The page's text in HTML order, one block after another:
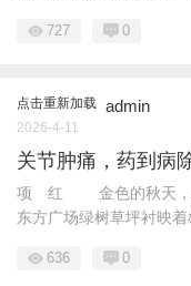
727 0
点击重新加载 admin
2026-4-11
关节肿痛，药到病
项 红 金色的秋天，北
东方广场绿树草坪衬映着
636 0